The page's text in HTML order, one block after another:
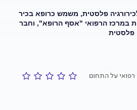
פלסטית, משמש כרופא בכיר
במרכז הרפואי "אסף הרופא", וחבר
פלסטית
רפואי על התחום